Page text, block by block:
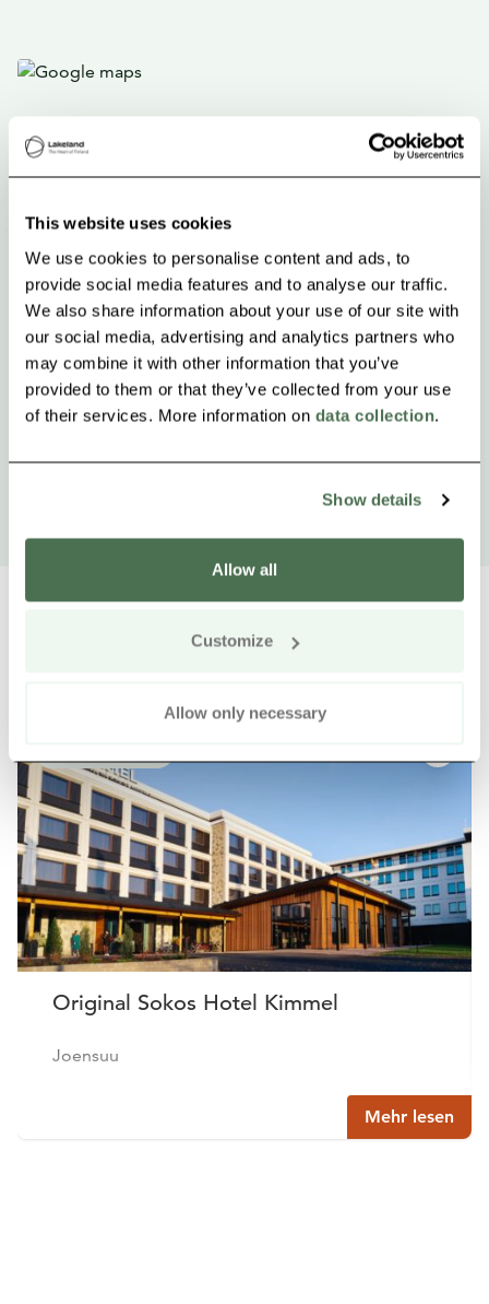
This website uses cookies
We use cookies to personalise content and ads, to
provide social media features and to analyse our traffic.
We also share information about your use of our site with
our social media, advertising and analytics partners who
may combine it with other information that you’ve
provided to them or that they’ve collected from your use
of their services. More information on data collection.
Show details
Allow all
Customize
Allow only necessary
Original Sokos Hotel Kimmel
Joensuu
Mehr lesen